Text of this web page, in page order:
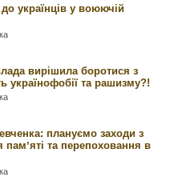
українців у воюючій
вирішила боротися з
українофобії та рашизму?!
плануємо заходи з
та перепоховання в